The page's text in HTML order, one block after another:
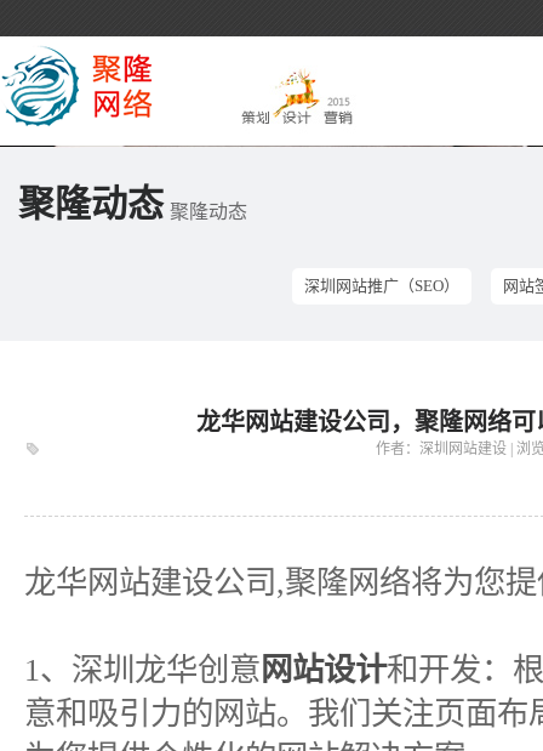
聚隆动态 聚隆动态
深圳网站推广（SEO） 网站
龙华网站建设公司，聚隆网络
作者：深圳网站建设 | 浏
龙华网站建设公司,聚隆网络将为您
1、深圳龙华创意 网站设计和开发：
意和吸引力的网站。我们关注页面